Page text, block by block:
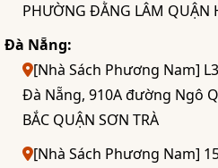
PHƯỜNG ĐẰNG LÂM QUẬN
Đà Nẵng:
[Nhà Sách Phương Nam]
Đà Nẵng, 910A đường Ngô
BẮC QUẬN SƠN TRÀ
[Nhà Sách Phương Nam]